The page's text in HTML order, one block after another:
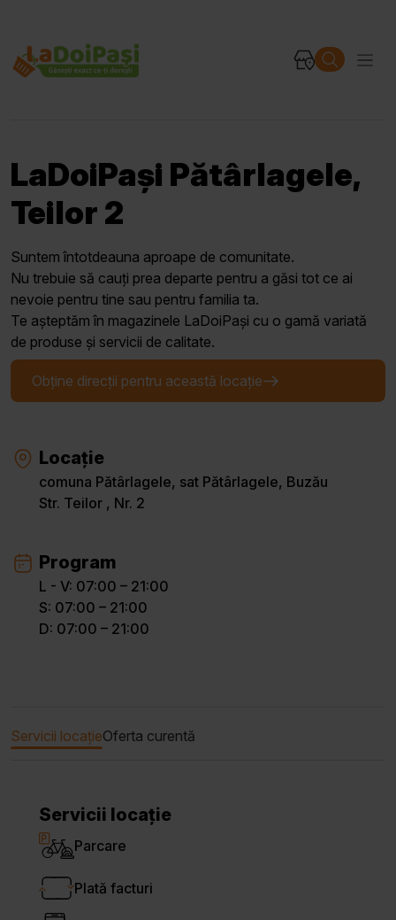
LaDoiPași Pătârlagele,
Teilor 2
Suntem întotdeauna aproape de comunitate.
Nu trebuie să cauți prea departe pentru a găsi tot ce ai
nevoie pentru tine sau pentru familia ta.
Te așteptăm în magazinele LaDoiPași cu o gamă variată
de produse și servicii de calitate.
Obține direcții pentru această locație
Locație
comuna Pătârlagele, sat Pătârlagele, Buzău
Str. Teilor , Nr. 2
Program
L - V: 07:00 – 21:00
S: 07:00 – 21:00
D: 07:00 – 21:00
Servicii locațieOferta curentă
Servicii locație
Parcare
Plată facturi